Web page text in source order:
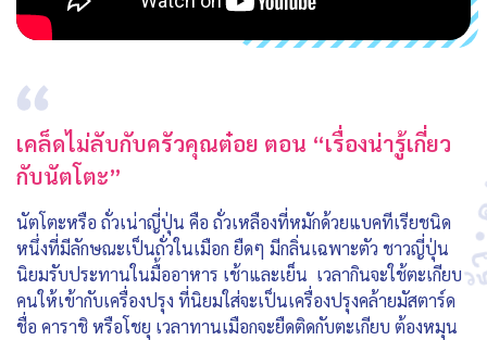
เคล็ดไม่ลับกับครัวคุณต๋อย ตอน “เรื่องน่ารู้เกี่ยว
กับนัตโตะ”
นัตโตะหรือ ถั่วเน่าญี่ปุ่น คือ ถั่วเหลืองที่หมักด้วยแบคทีเรียชนิด
หนึ่งที่มีลักษณะเป็นถั่วในเมือก ยืดๆ มีกลิ่นเฉพาะตัว ชาวญี่ปุ่น
นิยมรับประทานในมื้ออาหาร เช้าและเย็น เวลากินจะใช้ตะเกียบ
คนให้เข้ากับเครื่องปรุง ที่นิยมใส่จะเป็นเครื่องปรุงคล้ายมัสตาร์ด
ชื่อ คาราชิ หรือโชยุ เวลาทานเมือกจะยืดติดกับตะเกียบ ต้องหมุน